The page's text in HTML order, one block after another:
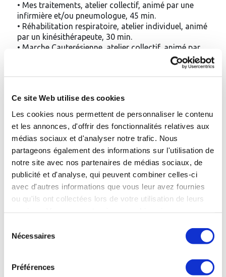
Ce site Web utilise des cookies
Les cookies nous permettent de personnaliser le contenu
et les annonces, d'offrir des fonctionnalités relatives aux
médias sociaux et d'analyser notre trafic. Nous
partageons également des informations sur l'utilisation de
notre site avec nos partenaires de médias sociaux, de
publicité et d'analyse, qui peuvent combiner celles-ci
avec d'autres informations que vous leur avez fournies
ou qu'ils ont collectées lors de votre utilisation de leurs
Nécessaires
Préférences
• Mes traitements, atelier collectif, animé par une
infirmière et/ou pneumologue, 45 min.
• Réhabilitation respiratoire, atelier individuel, animé
par un kinésithérapeute, 30 min.
• Marche Cauterésienne, atelier collectif, animé par
un éducateur sportif, 2 séances de 90 min chacune.
• Respire en mouvement, atelier collectif, animé par
un éducateur sportif, 2 séances de 60 min chacune.
animé par un maître-nageur, 45 min.
Les 2 ateliers optionnels du programme sont ci-
dessous :
• Exercices respiratoires dans l’eau, atelier collectif,
animé par un maître-nageur, 45 min.
• Nager avec un tuba, atelier collectif, animé par un
maître-nageur, 45 min.
-L’entretien de synthèse ou de fin de programme
Lors d’une séance individuelle en présentiel une
évaluation du patient est faite de 45 min. Puis un
patient.
Le programme aura lieu d’Avril à Août et d’Octobre
à Novembre durant la saison thermale. 4 fois par